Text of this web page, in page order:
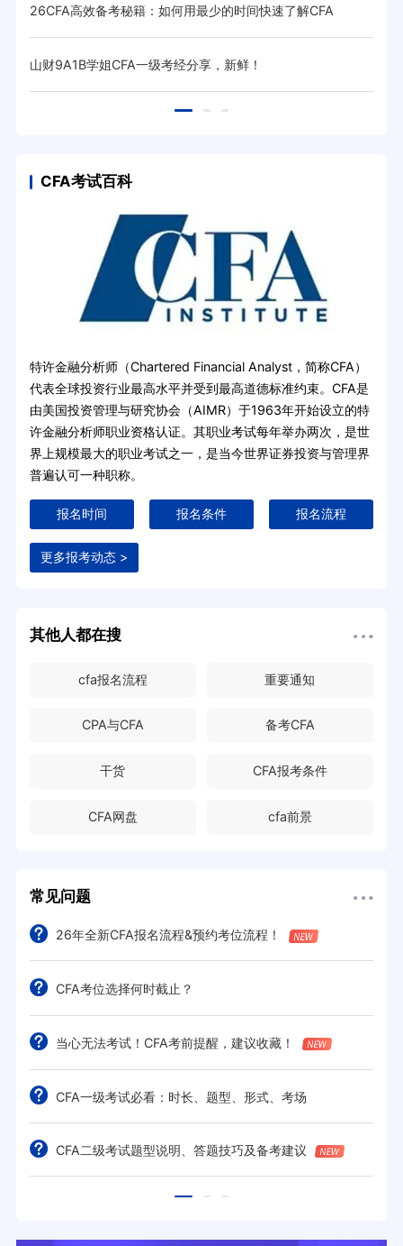
26CFA高效备考秘籍：如何用最少的时间快速了解CFA
山财9A1B学姐CFA一级考经分享，新鲜！
CFA考试百科
特许金融分析师（Chartered Financial Analyst，简称CFA）
代表全球投资行业最高水平并受到最高道德标准约束。CFA是
由美国投资管理与研究协会（AIMR）于1963年开始设立的特
许金融分析师职业资格认证。其职业考试每年举办两次，是世
界上规模最大的职业考试之一，是当今世界证券投资与管理界
普遍认可一种职称。
报名时间 报名条件 报名流程
更多报考动态 >
其他人都在搜
cfa报名流程 重要通知
CPA与CFA 备考CFA
干货 CFA报考条件
CFA网盘 cfa前景
常见问题
26年全新CFA报名流程&预约考位流程！
CFA考位选择何时截止？
当心无法考试！CFA考前提醒，建议收藏！
CFA一级考试必看：时长、题型、形式、考场
CFA二级考试题型说明、答题技巧及备考建议